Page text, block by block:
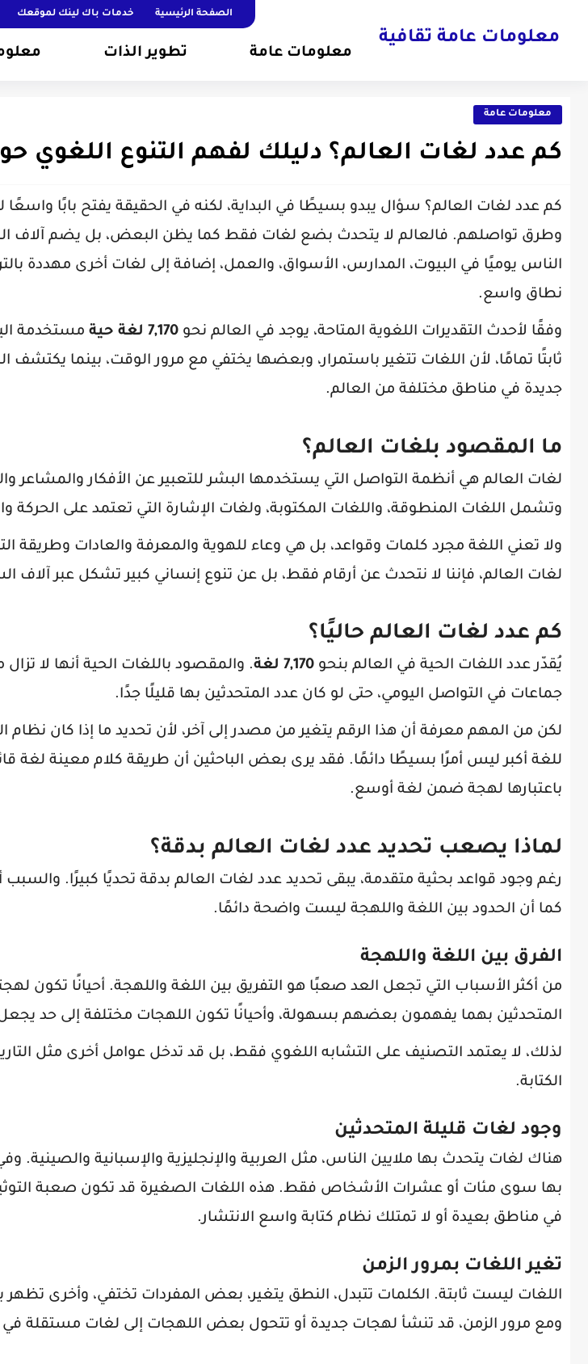
الصفحة الرئيسية خدمات باك لينك لموقعك
معلومات عامة ثقافية
معلومات عامة تطوير الذات
معلومات عامة
كم عدد لغات العالم؟ دليلك لفهم التنوع اللغوي
كم عدد لغات العالم؟ سؤال يبدو بسيطًا في البداية، لكنه في الحقيقة يفتح بابًا
وطرق تواصلهم. فالعالم لا يتحدث بضع لغات فقط كما يظن البعض، بل يضم آلاف
الناس يوميًا في البيوت، المدارس، الأسواق، والعمل، إضافة إلى لغات أخرى مهددة
نطاق واسع.
وفقًا لأحدث التقديرات اللغوية المتاحة، يوجد في العالم نحو 7,170 لغة حية
مستخدمة
ثابتًا تمامًا، لأن اللغات تتغير باستمرار، وبعضها يختفي مع مرور الوقت، بينما يكتشف
جديدة في مناطق مختلفة من العالم.
ما المقصود بلغات العالم؟
لغات العالم هي أنظمة التواصل التي يستخدمها البشر للتعبير عن الأفكار والمشاعر
وتشمل اللغات المنطوقة، واللغات المكتوبة، ولغات الإشارة التي تعتمد على الحركة
ولا تعني اللغة مجرد كلمات وقواعد، بل هي وعاء للهوية والمعرفة والعادات وطريقة
لغات العالم، فإننا لا نتحدث عن أرقام فقط، بل عن تنوع إنساني كبير تشكل عبر آلاف
كم عدد لغات العالم حاليًا؟
يُقدّر عدد اللغات الحية في العالم بنحو 7,170 لغة
. والمقصود باللغات الحية أنها لا
جماعات في التواصل اليومي، حتى لو كان عدد المتحدثين بها قليلًا جدًا.
لكن من المهم معرفة أن هذا الرقم يتغير من مصدر إلى آخر، لأن تحديد ما إذا كان نظام
للغة أكبر ليس أمرًا بسيطًا دائمًا. فقد يرى بعض الباحثين أن طريقة كلام معينة لغة
باعتبارها لهجة ضمن لغة أوسع.
لماذا يصعب تحديد عدد لغات العالم بدقة؟
رغم وجود قواعد بحثية متقدمة، يبقى تحديد عدد لغات العالم بدقة تحديًا كبيرًا. والسبب
كما أن الحدود بين اللغة واللهجة ليست واضحة دائمًا.
الفرق بين اللغة واللهجة
من أكثر الأسباب التي تجعل العد صعبًا هو التفريق بين اللغة واللهجة. أحيانًا تكون
المتحدثين بهما يفهمون بعضهم بسهولة، وأحيانًا تكون اللهجات مختلفة إلى حد
لذلك، لا يعتمد التصنيف على التشابه اللغوي فقط، بل قد تدخل عوامل أخرى مثل
الكتابة.
وجود لغات قليلة المتحدثين
هناك لغات يتحدث بها ملايين الناس، مثل العربية والإنجليزية والإسبانية والصينية.
بها سوى مئات أو عشرات الأشخاص فقط. هذه اللغات الصغيرة قد تكون صعبة
في مناطق بعيدة أو لا تمتلك نظام كتابة واسع الانتشار.
تغير اللغات بمرور الزمن
اللغات ليست ثابتة. الكلمات تتبدل، النطق يتغير، بعض المفردات تختفي، وأخرى تظهر
ومع مرور الزمن، قد تنشأ لهجات جديدة أو تتحول بعض اللهجات إلى لغات مستقلة في